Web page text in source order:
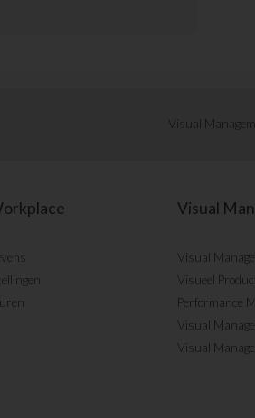
Visual
Visual
Visual
Visueel
Performance
Visual
Visual